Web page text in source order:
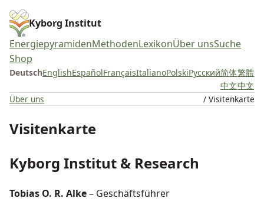
Kyborg Institut
EnergiepyramidenMethodenLexikonÜber unsSuche
Shop
DeutschEnglishEspañolFrançaisItalianoPolskiРусский简体
中文
繁體
中文
Über uns
/ Visitenkarte
Visitenkarte
Kyborg Institut & Research
Tobias O. R. Alke– Geschäftsführer